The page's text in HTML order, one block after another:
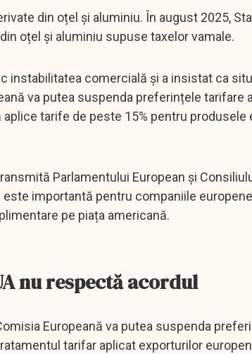
din oțel și aluminiu. În august 2025,
oțel și aluminiu supuse taxelor vamale.
instabilitatea comercială și a insistat ca
va putea suspenda preferințele tarifare
tarife de peste 15% pentru produsele
Parlamentului European și
importantă pentru companiile
pe piața americană.
nu respectă acordul
Europeană va putea suspenda
tarifar aplicat exporturilor